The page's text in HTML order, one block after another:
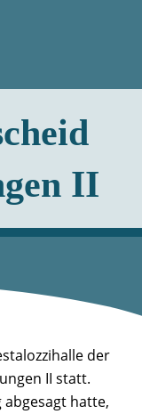
II
der
II statt.
hatte,